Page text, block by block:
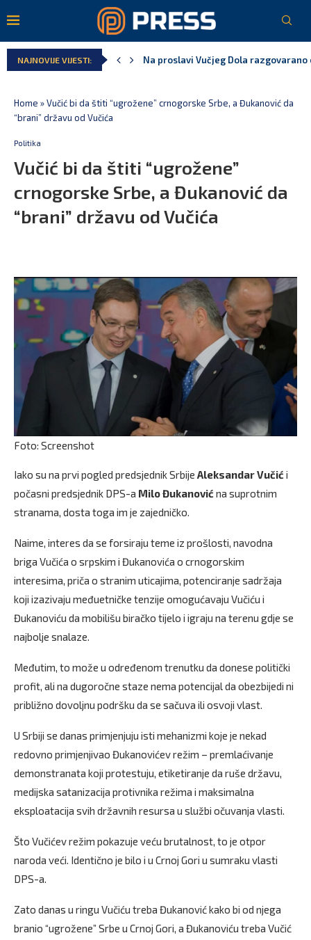
NAJNOVIJE VIJESTI: Na proslavi Vučjeg Dola
Home »Vučić bi da štiti “ugrožene” crnogorske Srbe, a Đukanović da
“brani” državu od Vučića
Politika
Vučić bi da štiti “ugrožene”
crnogorske Srbe, a Đukanović da
“brani” državu od Vučića
Foto: Screenshot
Iako su na prvi pogled predsjednik Srbije Aleksandar Vučić i
počasni predsjednik DPS-a Milo Đukanović na suprotnim
stranama, dosta toga im je zajedničko.
Naime, interes da se forsiraju teme iz prošlosti, navodna
briga Vučića o srpskim i Đukanovića o crnogorskim
interesima, priča o stranim uticajima, potenciranje sadržaja
koji izazivaju međuetničke tenzije omogućavaju Vučiću i
Đukanoviću da mobilišu biračko tijelo i igraju na terenu gdje se
najbolje snalaze.
Međutim, to može u određenom trenutku da donese politički
profit, ali na dugoročne staze nema potencijal da obezbijedi ni
približno dovoljnu podršku da se sačuva ili osvoji vlast.
U Srbiji se danas primjenjuju isti mehanizmi koje je nekad
redovno primjenjivao Đukanovićev režim – premlaćivanje
demonstranata koji protestuju, etiketiranje da ruše državu,
medijska satanizacija protivnika režima i maksimalna
eksploatacija svih državnih resursa u službi očuvanja vlasti.
Što Vučićev režim pokazuje veću brutalnost, to je otpor
naroda veći. Identično je bilo i u Crnoj Gori u sumraku vlasti
DPS-a.
Zato danas u ringu Vučiću treba Đukanović kako bi od njega
branio “ugrožene” Srbe u Crnoj Gori, a Đukanoviću treba Vučić